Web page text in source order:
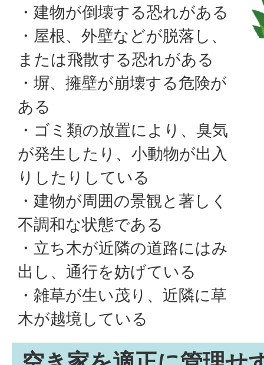
・建物が倒壊する恐れがある
・屋根、外壁などが脱落し、
または飛散する恐れがある
・塀、擁壁が崩壊する危険が
ある
・ゴミ類の放置により、臭気
が発生したり、小動物が出入
りしたりしている
・建物が周囲の景観と著しく
不調和な状態である
・立ち木が近隣の道路にはみ
出し、通行を妨げている
・雑草が生い茂り、近隣に草
木が越境している